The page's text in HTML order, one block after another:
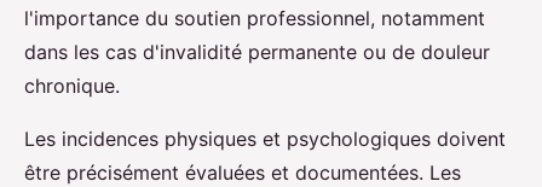
l'importance du soutien professionnel, notamment
dans les cas d'invalidité permanente ou de douleur
chronique.
Les incidences physiques et psychologiques doivent
être précisément évaluées et documentées. Les